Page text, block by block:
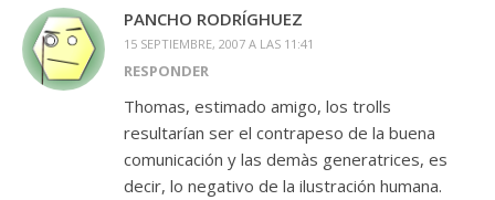
PANCHO RODRÍGHUEZ
15 SEPTIEMBRE, 2007 A LAS 11:41
RESPONDER
Thomas, estimado amigo, los trolls
resultarían ser el contrapeso de la buena
comunicación y las demàs generatrices, es
decir, lo negativo de la ilustración humana.